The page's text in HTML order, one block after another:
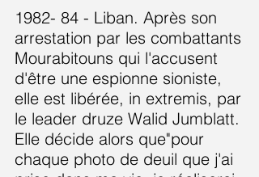
1982- 84 - Liban. Après son
arrestation par les combattants
Mourabitouns qui l'accusent
d'être une espionne sioniste,
elle est libérée, in extremis, par
le leader druze Walid Jumblatt.
Elle décide alors que"pour
chaque photo de deuil que j'ai